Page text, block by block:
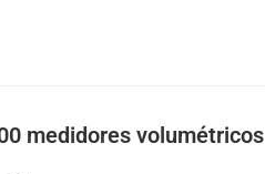
medidores volumétricos